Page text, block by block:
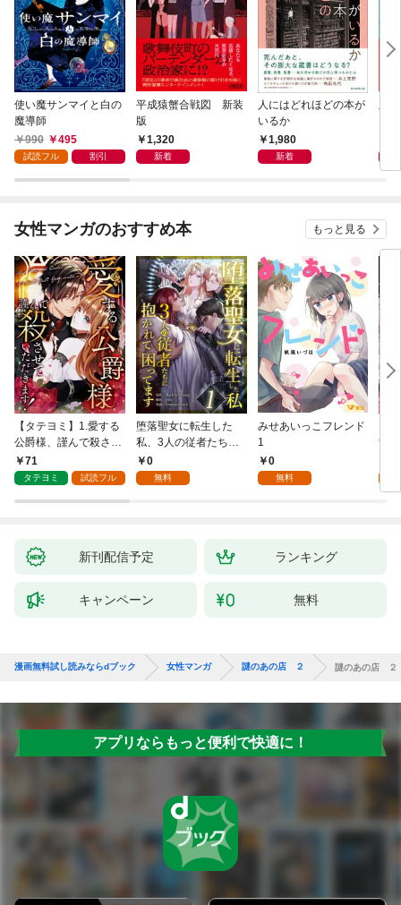
使い魔サンマイと白の
魔導師
990
495
試読フル 割引
平成猿蟹合戦図 新装
版
1,320
新着
人にはどれほどの本が
いるか
1,980
新着
五
女性マンガのおすすめ本 もっと見る
【タテヨミ】1.愛する
公爵様、謹んで殺させ
ていただきます！
71
タテヨミ 試読フル
堕落聖女に転生した
私、3人の従者たちに
抱かれて困ってます 第
1話
0
無料
みせあいっこフレンド
1
0
無料
す
ま
新刊配信予定 ランキング
キャンペーン 無料
漫画無料試し読みならdブック 女性マンガ 謎のあの店 ２ 謎のあの店 ２
アプリならもっと便利で快適に！